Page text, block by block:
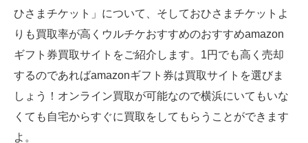
ひさまチケット」について、そしておひさまチケットよ
りも買取率が高くウルチケおすすめのおすすめamazon
ギフト券買取サイトをご紹介します。1円でも高く売却
するのであればamazonギフト券は買取サイトを選びま
しょう！オンライン買取が可能なので横浜にいてもいな
くても自宅からすぐに買取をしてもらうことができます
よ。